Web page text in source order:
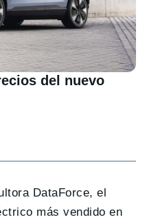
del nuevo
DataForce, el
más vendido en